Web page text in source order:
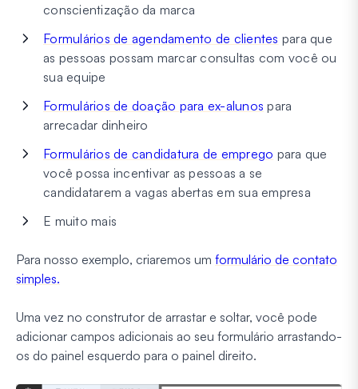
conscientização da marca
Formulários de agendamento de clientes para que
as pessoas possam marcar consultas com você ou
sua equipe
Formulários de doação para ex-alunos para
arrecadar dinheiro
Formulários de candidatura de emprego para que
você possa incentivar as pessoas a se
candidatarem a vagas abertas em sua empresa
E muito mais
Para nosso exemplo, criaremos um formulário de contato
simples.
Uma vez no construtor de arrastar e soltar, você pode
adicionar campos adicionais ao seu formulário arrastando-
os do painel esquerdo para o painel direito.